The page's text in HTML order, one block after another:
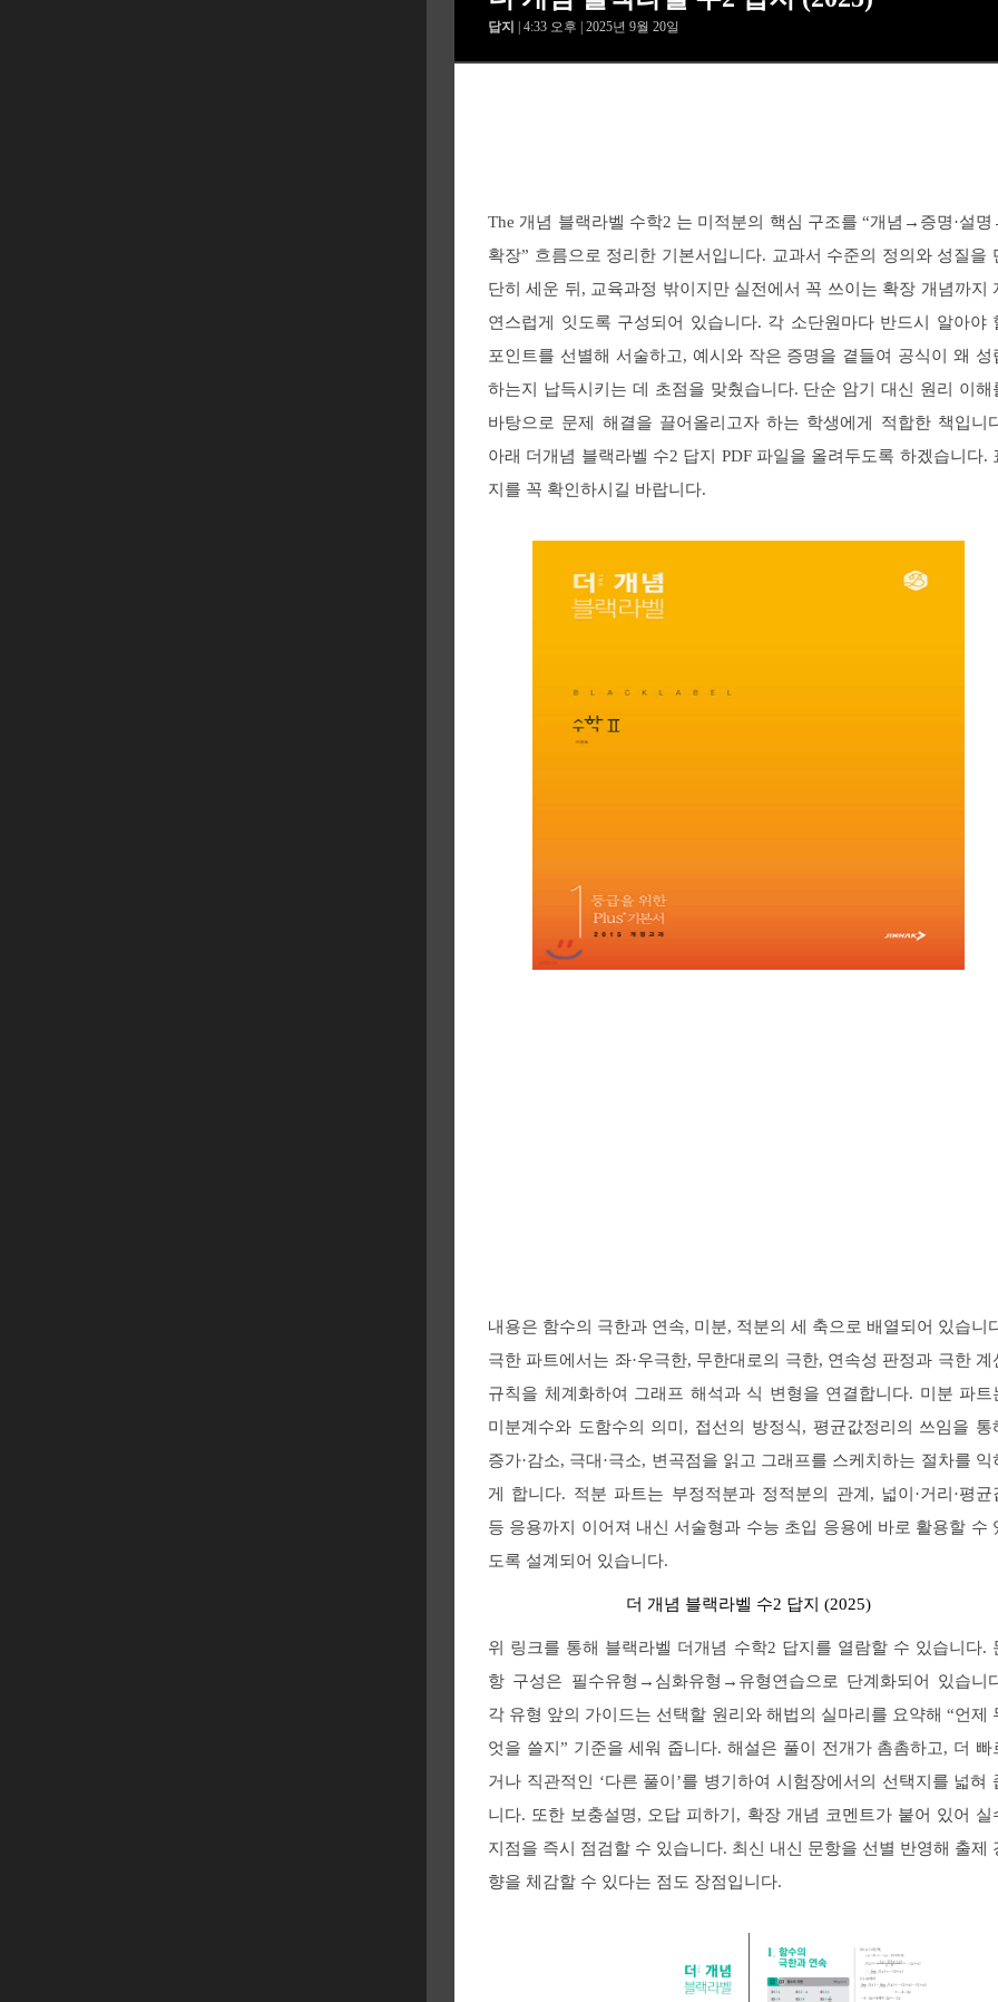
답지 | 4:33 오후 | 2025년 9월 20일
The 개념 블랙라벨 수학2 는 미적분의 핵심 구조를 “개념→증명·설
확장” 흐름으로 정리한 기본서입니다. 교과서 수준의 정의와 성질을
단히 세운 뒤, 교육과정 밖이지만 실전에서 꼭 쓰이는 확장 개념까지
연스럽게 잇도록 구성되어 있습니다. 각 소단원마다 반드시 알아야
포인트를 선별해 서술하고, 예시와 작은 증명을 곁들여 공식이 왜 성
하는지 납득시키는 데 초점을 맞췄습니다. 단순 암기 대신 원리 이해
바탕으로 문제 해결을 끌어올리고자 하는 학생에게 적합한 책입니
아래 더개념 블랙라벨 수2 답지 PDF 파일을 올려두도록 하겠습니다.
지를 꼭 확인하시길 바랍니다.
내용은 함수의 극한과 연속, 미분, 적분의 세 축으로 배열되어 있습니
극한 파트에서는 좌·우극한, 무한대로의 극한, 연속성 판정과 극한 계
규칙을 체계화하여 그래프 해석과 식 변형을 연결합니다. 미분 파트
미분계수와 도함수의 의미, 접선의 방정식, 평균값정리의 쓰임을 통
증가·감소, 극대·극소, 변곡점을 읽고 그래프를 스케치하는 절차를 익
게 합니다. 적분 파트는 부정적분과 정적분의 관계, 넓이·거리·평균
등 응용까지 이어져 내신 서술형과 수능 초입 응용에 바로 활용할 수
도록 설계되어 있습니다.
더 개념 블랙라벨 수2 답지 (2025)
위 링크를 통해 블랙라벨 더개념 수학2 답지를 열람할 수 있습니다.
항 구성은 필수유형→심화유형→유형연습으로 단계화되어 있습니
각 유형 앞의 가이드는 선택할 원리와 해법의 실마리를 요약해 “언제
엇을 쓸지” 기준을 세워 줍니다. 해설은 풀이 전개가 촘촘하고, 더 빠
거나 직관적인 ‘다른 풀이’를 병기하여 시험장에서의 선택지를 넓혀
니다. 또한 보충설명, 오답 피하기, 확장 개념 코멘트가 붙어 있어 실
지점을 즉시 점검할 수 있습니다. 최신 내신 문항을 선별 반영해 출제
향을 체감할 수 있다는 점도 장점입니다.